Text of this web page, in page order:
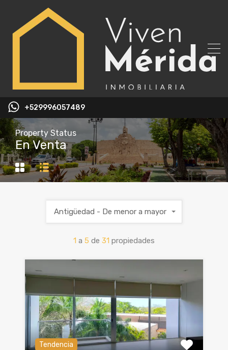
+529996057489
Property Status
En Venta
1 a 5 de 31 propiedades
Antigüedad - De menor a mayor
Tendencia